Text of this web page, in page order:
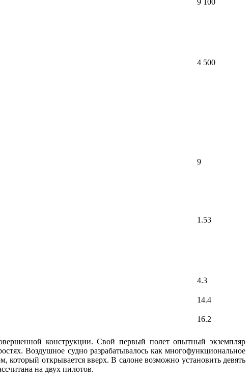
4 500
9
1.53
4.3
14.4
16.2
конструкции. Свой первый полет опытный экземпляр
Воздушное судно разрабатывалось как многофункциональное
открывается вверх. В салоне возможно установить девять
на двух пилотов.